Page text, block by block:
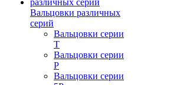
Вальцовки различных
серий
Вальцовки серии
Т
Вальцовки серии
Р
Вальцовки серии